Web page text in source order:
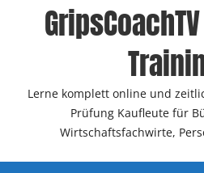
Lerne komplett online und
Prüfung Kaufleute für
Wirtschaftsfachwirte,